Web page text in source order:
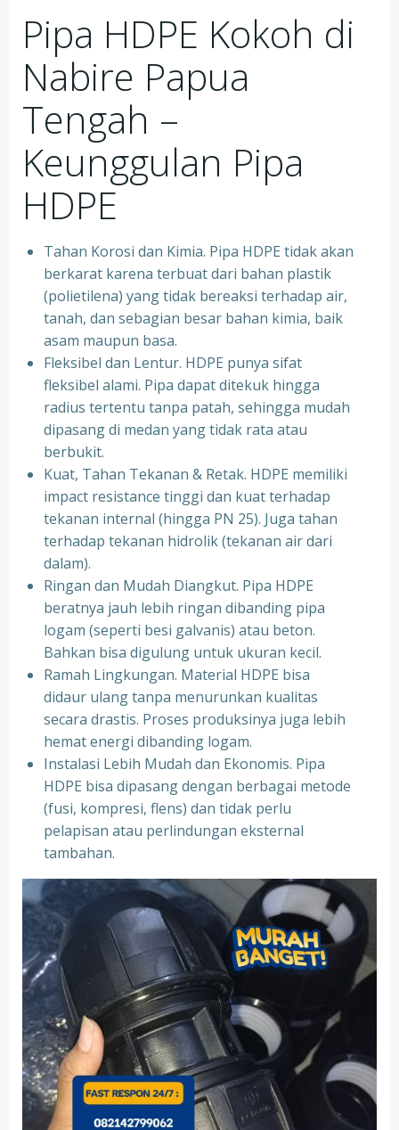
Pipa HDPE Kokoh di
Nabire Papua
Tengah –
Keunggulan Pipa
HDPE
Tahan Korosi dan Kimia. Pipa HDPE tidak akan
berkarat karena terbuat dari bahan plastik
(polietilena) yang tidak bereaksi terhadap air,
tanah, dan sebagian besar bahan kimia, baik
asam maupun basa.
Fleksibel dan Lentur. HDPE punya sifat
fleksibel alami. Pipa dapat ditekuk hingga
radius tertentu tanpa patah, sehingga mudah
dipasang di medan yang tidak rata atau
berbukit.
Kuat, Tahan Tekanan & Retak. HDPE memiliki
impact resistance tinggi dan kuat terhadap
tekanan internal (hingga PN 25). Juga tahan
terhadap tekanan hidrolik (tekanan air dari
dalam).
Ringan dan Mudah Diangkut. Pipa HDPE
beratnya jauh lebih ringan dibanding pipa
logam (seperti besi galvanis) atau beton.
Bahkan bisa digulung untuk ukuran kecil.
Ramah Lingkungan. Material HDPE bisa
didaur ulang tanpa menurunkan kualitas
secara drastis. Proses produksinya juga lebih
hemat energi dibanding logam.
Instalasi Lebih Mudah dan Ekonomis. Pipa
HDPE bisa dipasang dengan berbagai metode
(fusi, kompresi, flens) dan tidak perlu
pelapisan atau perlindungan eksternal
tambahan.